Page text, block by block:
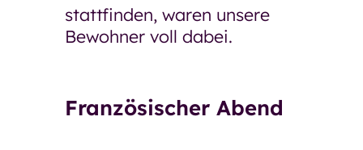
stattfinden, waren unsere
Bewohner voll dabei.
Französischer Abend